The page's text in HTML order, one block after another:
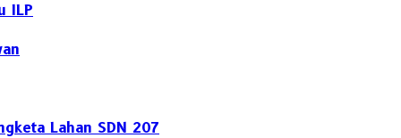
ILP
Lahan SDN 207